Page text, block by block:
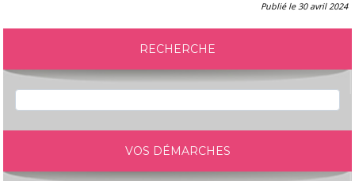
Publié le 30 avril 2024
RECHERCHE
VOS DÉMARCHES